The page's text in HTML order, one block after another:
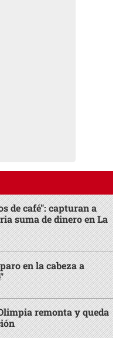
de café": capturan a
suma de dinero en La
en la cabeza a
remonta y queda